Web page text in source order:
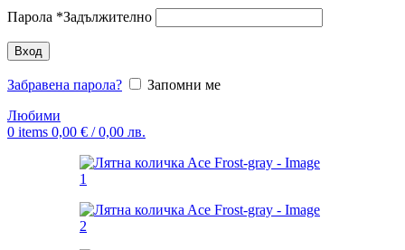
Парола *Задължително
Вход
Забравена парола?
Запомни ме
Любими
0 items 0,00 € / 0,00 лв.